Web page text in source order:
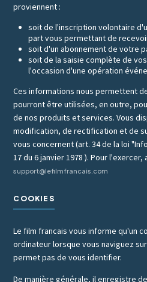
proviennent :
soit de l'inscription volontaire
part vous permettant de
soit d'un abonnement de votre
soit de la saisie complète de
l'occasion d'une opération
Ces informations nous permettent
pourront être utilisées, en outre,
de nos produits et services. Vous
modification, de rectification et de
vous concernent (art. 34 de la loi
17 du 6 janvier 1978 ). Pour
support@lefilmfrancais.com
COOKIES
Le film francais vous informe qu'un
ordinateur lorsque vous naviguez
permet pas de vous identifier.
De manière générale, il enregistre